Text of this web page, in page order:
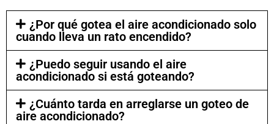
¿Por qué gotea el aire acondicionado solo
cuando lleva un rato encendido?
¿Puedo seguir usando el aire
acondicionado si está goteando?
¿Cuánto tarda en arreglarse un goteo de
aire acondicionado?